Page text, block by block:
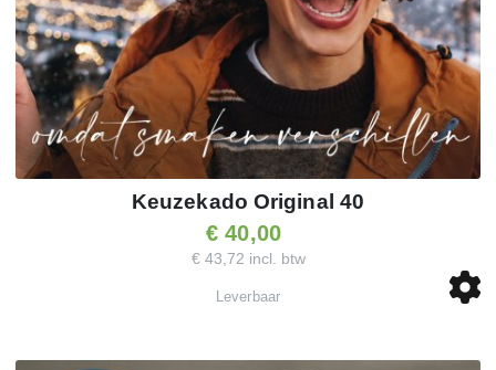
Keuzekado Original 40
€ 40,00
€ 43,72 incl. btw
Leverbaar